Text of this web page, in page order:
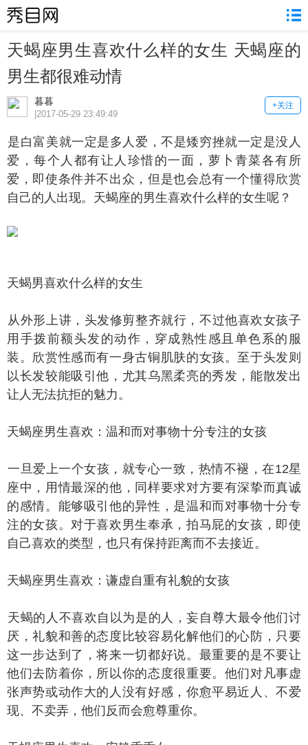
天蝎座男生喜欢什么样的女生 天蝎座的
男生都很难动情
暮暮 +关注
|2017-05-29 23:49:49
富美就一定是多人爱，不是矮穷挫就一定是没人
爱，每个人都有让人珍惜的一面，萝卜青菜各有所
爱，即使条件并不出众，但是也会总有一个懂得欣赏
自己的人出现。天蝎座的男生喜欢什么样的女生呢？
男喜欢什么样的女生
形上讲，头发修剪整齐就行，不过他喜欢女孩子
用手拨前额头发的动作，穿成熟性感且单色系的服
装。欣赏性感而有一身古铜肌肤的女孩。至于头发则
以长发较能吸引他，尤其乌黑柔亮的秀发，能散发出
让人无法抗拒的魅力。
座男生喜欢：温和而对事物十分专注的女孩
爱上一个女孩，就专心一致，热情不褪，在12星
座中，用情最深的他，同样要求对方要有深挚而真诚
的感情。能够吸引他的异性，是温和而对事物十分专
注的女孩。对于喜欢男生奉承，拍马屁的女孩，即使
自己喜欢的类型，也只有保持距离而不去接近。
座男生喜欢：谦虚自重有礼貌的女孩
的人不喜欢自以为是的人，妄自尊大最令他们讨
厌，礼貌和善的态度比较容易化解他们的心防，只要
这一步达到了，将来一切都好说。最重要的是不要让
他们去防着你，所以你的态度很重要。他们对凡事虚
张声势或动作大的人没有好感，你愈平易近人、不爱
现、不卖弄，他们反而会愈尊重你。